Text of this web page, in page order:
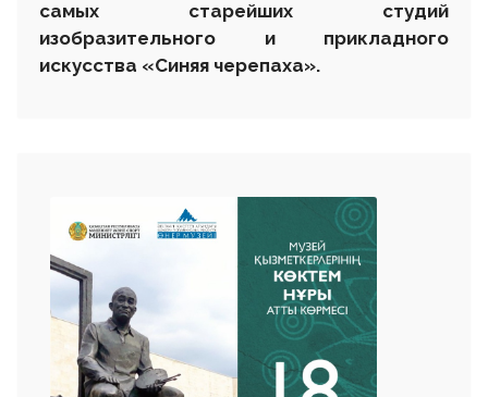
самых старейших студий
изобразительного и прикладного
искусства «Синяя черепаха».